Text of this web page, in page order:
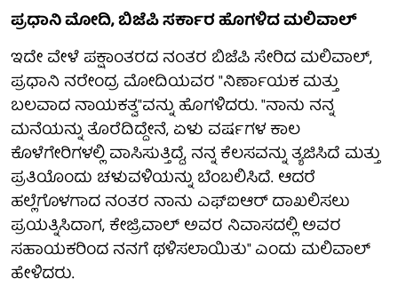
ಪ್ರಧಾನಿ ಮೋದಿ, ಬಿಜೆಪಿ ಸರ್ಕಾರ ಹೊಗಳಿದ ಮಲಿವಾಲ್
ಇದೇ ವೇಳೆ ಪಕ್ಷಾಂತರದ ನಂತರ ಬಿಜೆಪಿ ಸೇರಿದ ಮಲಿವಾಲ್,
ಪ್ರಧಾನಿ ನರೇಂದ್ರ ಮೋದಿಯವರ "ನಿರ್ಣಾಯಕ ಮತ್ತು
ಬಲವಾದ ನಾಯಕತ್ವ"ವನ್ನು ಹೊಗಳಿದರು. "ನಾನು ನನ್ನ
ಮನೆಯನ್ನು ತೊರೆದಿದ್ದೇನೆ, ಏಳು ವರ್ಷಗಳ ಕಾಲ
ಕೊಳೆಗೇರಿಗಳಲ್ಲಿ ವಾಸಿಸುತ್ತಿದ್ದೆ, ನನ್ನ ಕೆಲಸವನ್ನು ತ್ಯಜಿಸಿದೆ ಮತ್ತು
ಪ್ರತಿಯೊಂದು ಚಳುವಳಿಯನ್ನು ಬೆಂಬಲಿಸಿದೆ. ಆದರೆ
ಹಲ್ಲೆಗೊಳಗಾದ ನಂತರ ನಾನು ಎಫ್‌ಐಆರ್ ದಾಖಲಿಸಲು
ಪ್ರಯತ್ನಿಸಿದಾಗ, ಕೇಜ್ರಿವಾಲ್ ಅವರ ನಿವಾಸದಲ್ಲಿ ಅವರ
ಸಹಾಯಕರಿಂದ ನನಗೆ ಥಳಿಸಲಾಯಿತು" ಎಂದು ಮಲಿವಾಲ್
ಹೇಳಿದರು.